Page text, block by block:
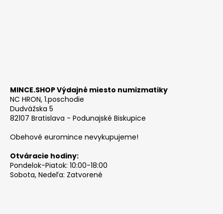
MINCE.SHOP Výdajné miesto numizmatiky
NC HRON, 1.poschodie
Dudvážska 5
82107 Bratislava - Podunajské Biskupice
Obehové euromince nevykupujeme!
Otváracie hodiny:
Pondelok-Piatok: 10:00-18:00
Sobota, Nedeľa: Zatvorené